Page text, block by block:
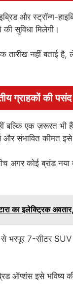
और स्ट्रॉन्ग-
सुविधा मिलेगी।
तारीख नहीं बताई
ग्राहकों की पसंद
नहीं बल्कि एक
संभावित कीमत
कोई ब्रांड
का इलेक्ट्रिक
7-सीटर SUV
ऑप्शंस इसे भविष्य